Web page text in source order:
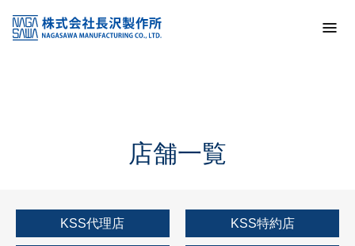
KSS加盟店・取扱店情報
店舗一覧
店舗一覧
KSS代理店 KSS特約店